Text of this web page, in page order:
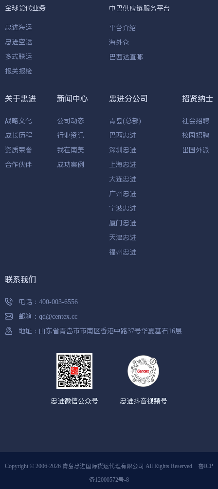
全球货代业务
忠进海运
忠进空运
多式联运
报关报检
中巴供应链服务平台
平台介绍
海外仓
巴西达直邮
关于忠进
战略文化
成长历程
资质荣誉
合作伙伴
新闻中心
公司动态
行业资讯
我在南美
成功案例
忠进分公司
青岛(总部)
巴西忠进
深圳忠进
上海忠进
大连忠进
广州忠进
宁波忠进
厦门忠进
天津忠进
福州忠进
招贤纳士
社会招聘
校园招聘
出国外派
联系我们
电话： 400-003-6556
邮箱： qd@centex.cc
地址：山东省青岛市市南区香港中路37号华夏基石16层
忠进微信公众号 忠进抖音视频号
Copyright © 2006-2026 青岛忠进国际货运代理有限公司 All Rights Reserved. 鲁ICP
备12000572号-8